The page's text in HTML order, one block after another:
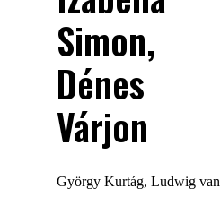
Simon,
Dénes
Várjon
György Kurtág, Ludwig van